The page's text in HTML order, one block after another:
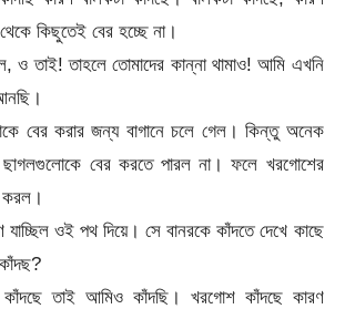
কিছুতেই বের হচ্ছে না।
ও তাই! তাহলে তোমাদের কান্না থামাও! আমি এখনি
বের করার জন্য বাগানে চলে গেল। কিন্তু অনেক
ছাগলগুলোকে বের করতে পারল না। ফলে খরগোশের
করল।
ওই পথ দিয়ে। সে বানরকে কাঁদতে দেখে কাছে
তাই আমিও কাঁদছি। খরগোশ কাঁদছে কারণ